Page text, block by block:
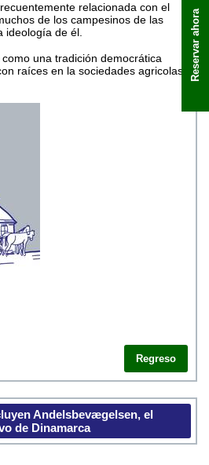
relacionada con el
de los campesinos de las
ideología de él.
una tradición democrática
raíces en la sociedades agricolas
Regreso
Andelsbevægelsen, el
de Dinamarca
Reservar ahora